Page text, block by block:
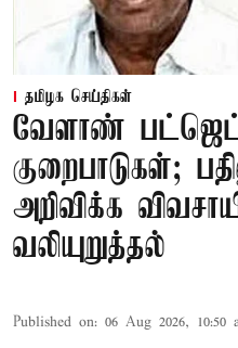
தமிழக செய்திகள்
வேளாண்
குறைபாடுகள்;
அறிவிக்க
வலியுறுத்தல்
Published on: 06 Aug 2026, 10:50